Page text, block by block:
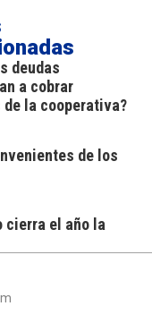
deudas
a cobrar
la cooperativa?
de los
cierra el año la